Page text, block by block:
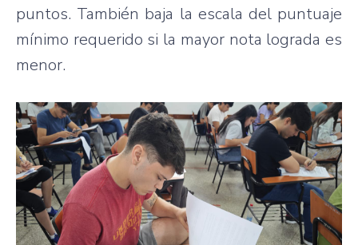
puntos. También baja la escala del puntuaje
mínimo requerido si la mayor nota lograda es
menor.